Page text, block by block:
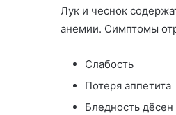
Лук и чеснок
анемии. Симптомы
Слабость
Потеря аппетита
Бледность дёсен